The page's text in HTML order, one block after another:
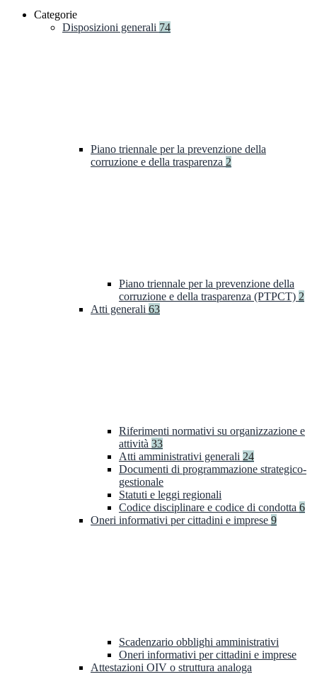
Categorie
Disposizioni generali 74
Piano triennale per la prevenzione della
corruzione e della trasparenza 2
Piano triennale per la prevenzione della
corruzione e della trasparenza (PTPCT) 2
Atti generali 63
Riferimenti normativi su organizzazione e
attività 33
Atti amministrativi generali 24
Documenti di programmazione strategico-
gestionale
Statuti e leggi regionali
Codice disciplinare e codice di condotta 6
Oneri informativi per cittadini e imprese 9
Scadenzario obblighi amministrativi
Oneri informativi per cittadini e imprese
Attestazioni OIV o struttura analoga